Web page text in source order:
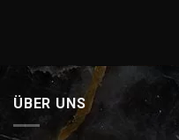
ÜBER UNS